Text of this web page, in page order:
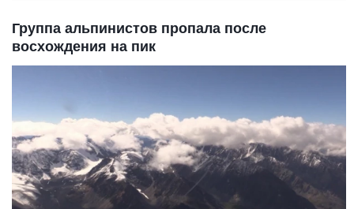
Группа альпинистов пропала после
восхождения на пик